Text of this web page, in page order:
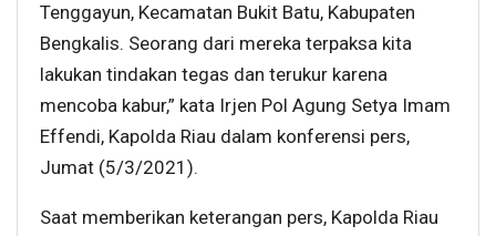
Tenggayun, Kecamatan Bukit Batu, Kabupaten
Bengkalis. Seorang dari mereka terpaksa kita
lakukan tindakan tegas dan terukur karena
mencoba kabur,” kata Irjen Pol Agung Setya Imam
Effendi, Kapolda Riau dalam konferensi pers,
Jumat (5/3/2021).
Saat memberikan keterangan pers, Kapolda Riau